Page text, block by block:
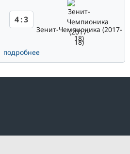
4:3
Зенит-Чемпионика (2017-
18)
подробнее